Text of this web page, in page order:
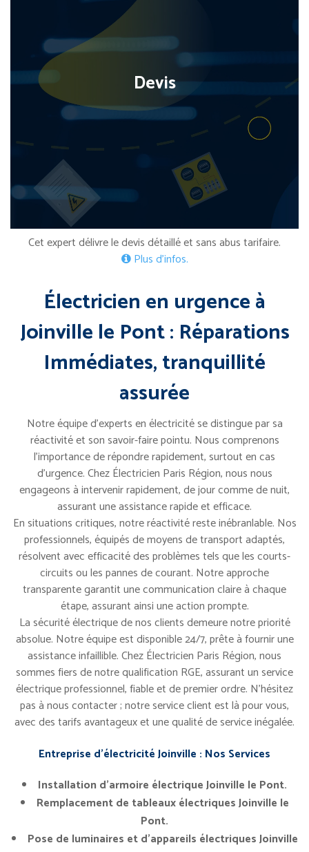
Devis
Cet expert délivre le devis détaillé et sans abus tarifaire.
Plus d’infos.
Électricien en urgence à
Joinville le Pont : Réparations
Immédiates, tranquillité
assurée
Notre équipe d’experts en électricité se distingue par sa
réactivité et son savoir-faire pointu. Nous comprenons
l’importance de répondre rapidement, surtout en cas
d’urgence. Chez Électricien Paris Région, nous nous
engageons à intervenir rapidement, de jour comme de nuit,
assurant une assistance rapide et efficace.
En situations critiques, notre réactivité reste inébranlable. Nos
professionnels, équipés de moyens de transport adaptés,
résolvent avec efficacité des problèmes tels que les courts-
circuits ou les pannes de courant. Notre approche
transparente garantit une communication claire à chaque
étape, assurant ainsi une action prompte.
La sécurité électrique de nos clients demeure notre priorité
absolue. Notre équipe est disponible 24/7, prête à fournir une
assistance infaillible. Chez Électricien Paris Région, nous
sommes fiers de notre qualification RGE, assurant un service
électrique professionnel, fiable et de premier ordre. N’hésitez
pas à nous contacter ; notre service client est là pour vous,
avec des tarifs avantageux et une qualité de service inégalée.
Entreprise d’électricité Joinville : Nos Services
Installation d’armoire électrique Joinville le Pont.
Remplacement de tableaux électriques Joinville le
Pont.
Pose de luminaires et d’appareils électriques Joinville